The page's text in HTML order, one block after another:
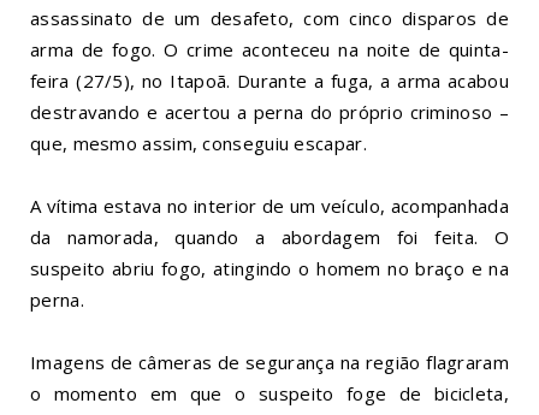
assassinato de um desafeto, com cinco disparos de
arma de fogo. O crime aconteceu na noite de quinta-
feira (27/5), no Itapoã. Durante a fuga, a arma acabou
destravando e acertou a perna do próprio criminoso –
que, mesmo assim, conseguiu escapar.
A vítima estava no interior de um veículo, acompanhada
da namorada, quando a abordagem foi feita. O
suspeito abriu fogo, atingindo o homem no braço e na
perna.
Imagens de câmeras de segurança na região flagraram
o momento em que o suspeito foge de bicicleta,